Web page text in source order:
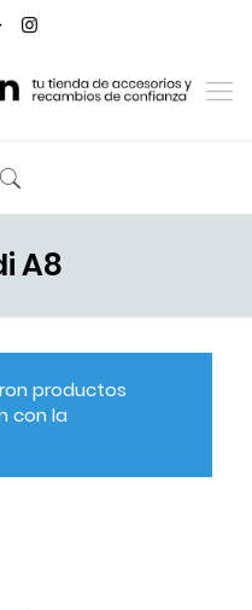
A8
productos
con la